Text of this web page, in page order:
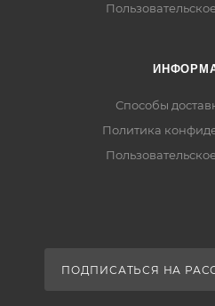
Способы
Политика
ПОДПИСАТЬСЯ НА